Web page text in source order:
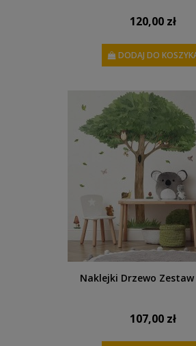
120,00 zł
DODAJ DO
Naklejki Drzewo Zestaw
107,00 zł